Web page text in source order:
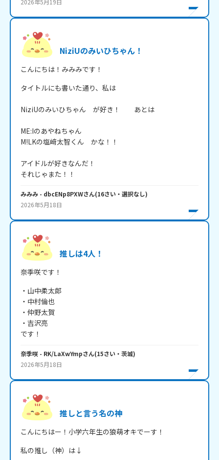
2026年5月19日
NiziUのみいひちゃん！
こんにちは！みみみです！
タイトルにも書いた通り、私は
NiziUのみいひちゃん　が好き！　　あとは
ME:Iのあやねちゃん
M!LKの塩﨑太智くん　かな！！
アイドルが好きなんだ！
それじゃまた！！
みみみ - dbcENp8PXWさん(16さい・ 選択なし)
2026年5月18日
推しは4人！
奈季咲です！
・山中柔太郎
・中村倫也
・仲野太賀
・吉沢亮
です！
奈季咲 - RK/LaXwYmpさん(15さい・ 茨城)
2026年5月18日
推しと言う名の神
こんにちはー！小学六年生の狼萌オキでーす！
私の推し（神）は↓